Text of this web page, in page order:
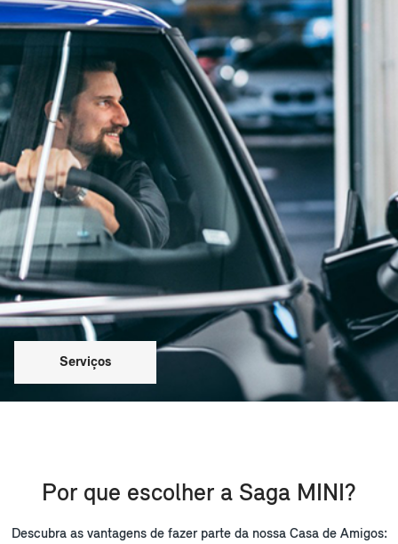
Serviços
Por que escolher a Saga MINI?
Descubra as vantagens de fazer parte da nossa Casa de Amigos: